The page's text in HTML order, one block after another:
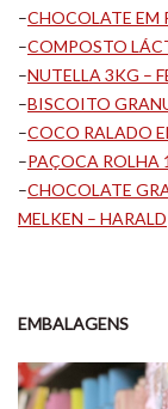
–CHOCOLATE EM
–COMPOSTO
–NUTELLA 3KG –
–BISCOITO
–COCO RALADO
–PAÇOCA ROLHA
–CHOCOLATE
MELKEN – HARALD
EMBALAGENS